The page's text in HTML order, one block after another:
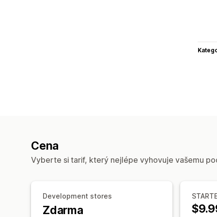
Cena
Vyberte si tarif, který nejlépe vyhovuje vašemu
Development stores
Zdarma